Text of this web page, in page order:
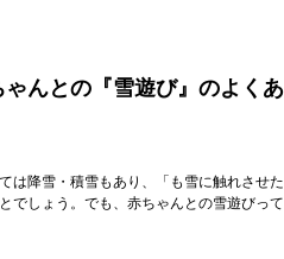
んとの『雪遊び』のよく
は降雪・積雪もあり、「も雪に触れさせ
でしょう。でも、赤ちゃんとの雪遊びっ